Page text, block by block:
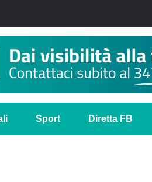
Sport Diretta FB